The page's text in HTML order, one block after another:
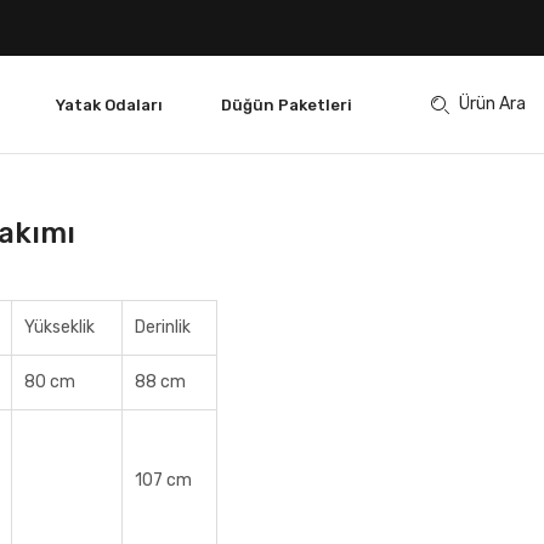
Yatak Odaları Düğün Paketleri Ürün Ara
Yükseklik Derinlik
80 cm 88 cm
107 cm